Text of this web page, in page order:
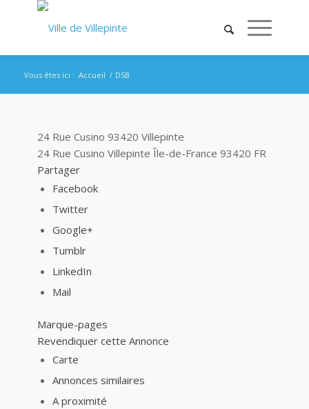
Vous êtes ici : Accueil / DSB
24 Rue Cusino 93420 Villepinte
24 Rue Cusino Villepinte Île-de-France 93420 FR
Partager
Facebook
Twitter
Google+
Tumblr
LinkedIn
Mail
Marque-pages
Revendiquer cette Annonce
Carte
Annonces similaires
A proximité